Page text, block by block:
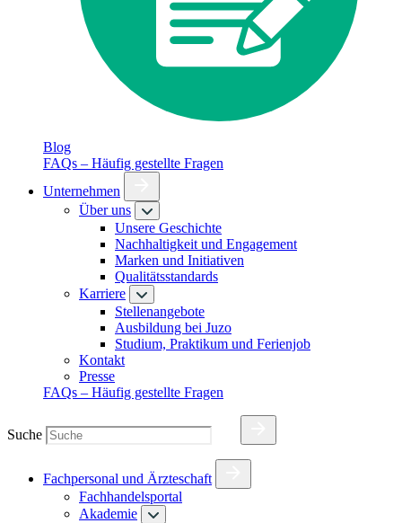
Blog
FAQs – Häufig gestellte Fragen
Unternehmen
Über uns
Unsere Geschichte
Nachhaltigkeit und Engagement
Marken und Initiativen
Qualitätsstandards
Karriere
Stellenangebote
Ausbildung bei Juzo
Studium, Praktikum und Ferienjob
Kontakt
Presse
FAQs – Häufig gestellte Fragen
Suche
Fachpersonal und Ärzteschaft
Fachhandelsportal
Akademie